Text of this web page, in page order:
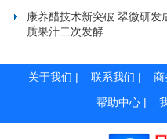
康养醋技术新突破 翠微研
质果汁二次发酵
关于我们 | 联系我们 | 商
帮助中心 |